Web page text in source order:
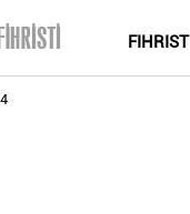
FIHRIST